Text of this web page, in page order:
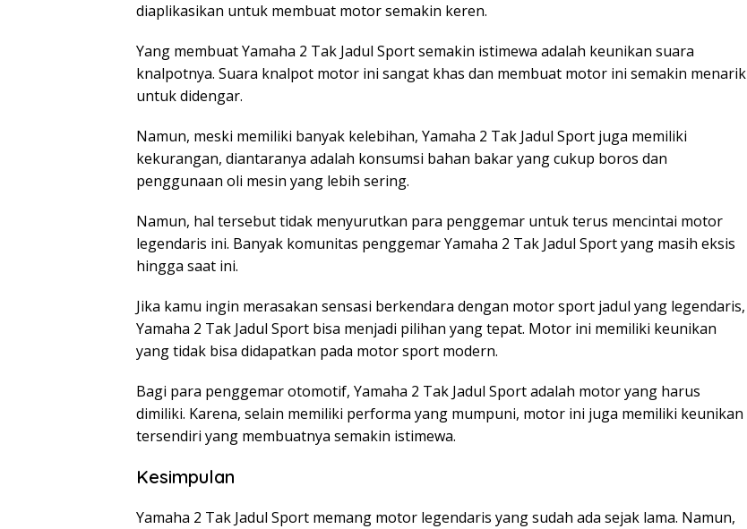
diaplikasikan untuk membuat motor semakin keren.
Yang membuat Yamaha 2 Tak Jadul Sport semakin istimewa adalah keunikan suara
knalpotnya. Suara knalpot motor ini sangat khas dan membuat motor ini semakin menarik
untuk didengar.
Namun, meski memiliki banyak kelebihan, Yamaha 2 Tak Jadul Sport juga memiliki
kekurangan, diantaranya adalah konsumsi bahan bakar yang cukup boros dan
penggunaan oli mesin yang lebih sering.
Namun, hal tersebut tidak menyurutkan para penggemar untuk terus mencintai motor
legendaris ini. Banyak komunitas penggemar Yamaha 2 Tak Jadul Sport yang masih eksis
hingga saat ini.
Jika kamu ingin merasakan sensasi berkendara dengan motor sport jadul yang legendaris,
Yamaha 2 Tak Jadul Sport bisa menjadi pilihan yang tepat. Motor ini memiliki keunikan
yang tidak bisa didapatkan pada motor sport modern.
Bagi para penggemar otomotif, Yamaha 2 Tak Jadul Sport adalah motor yang harus
dimiliki. Karena, selain memiliki performa yang mumpuni, motor ini juga memiliki keunikan
tersendiri yang membuatnya semakin istimewa.
Kesimpulan
Yamaha 2 Tak Jadul Sport memang motor legendaris yang sudah ada sejak lama. Namun,